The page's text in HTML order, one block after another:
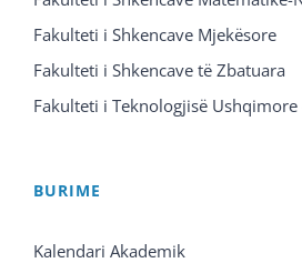
Fakulteti i Shkencave Mjekësore
Fakulteti i Shkencave të Zbatuara
Fakulteti i Teknologjisë
BURIME
Kalendari Akademik